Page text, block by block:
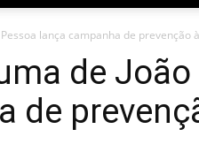
lança campanha de prevenção
de João
de